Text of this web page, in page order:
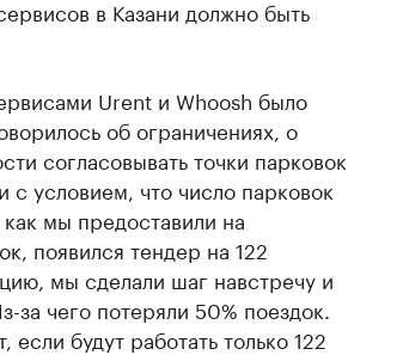
в Казани должно быть
Urent и Whoosh было
об ограничениях, о
согласовывать точки парковок
условием, что число парковок
мы предоставили на
появился тендер на 122
мы сделали шаг навстречу и
чего потеряли 50% поездок.
будут работать только 122